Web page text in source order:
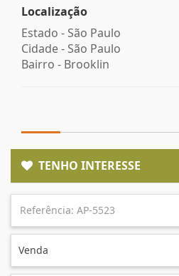
Localização
Estado - São Paulo
Cidade - São Paulo
Bairro - Brooklin
TENHO INTERESSE
Venda